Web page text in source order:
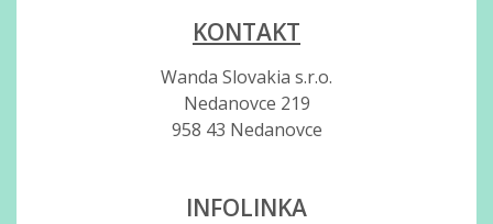
KONTAKT
Wanda Slovakia s.r.o.
Nedanovce 219
958 43 Nedanovce
INFOLINKA